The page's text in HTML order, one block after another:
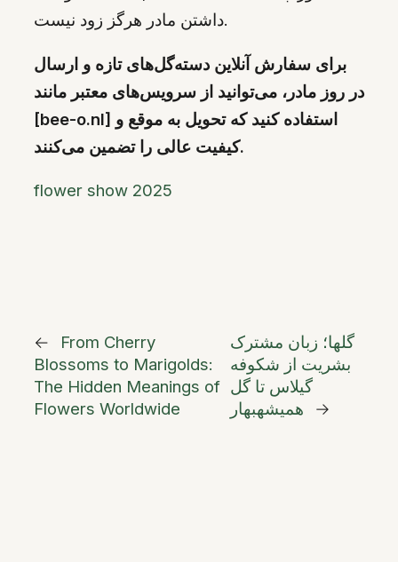
داشتن مادر هرگز زود نیست.
برای سفارش آنلاین دسته‌گل‌های تازه و ارسال
در روز مادر، می‌توانید از سرویس‌های معتبر مانند
[bee-o.nl] استفاده کنید که تحویل به موقع و
کیفیت عالی را تضمین می‌کنند.
flower show 2025
←
From Cherry
Blossoms to Marigolds:
The Hidden Meanings of
Flowers Worldwide
گلها؛ زبان مشترک
بشریت از شکوفه
گیلاس تا گل
همیشهبهار
→